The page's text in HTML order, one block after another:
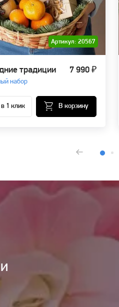
Артикул: 20567
традиции
набор
7 990 ₽
1 клик В корзину